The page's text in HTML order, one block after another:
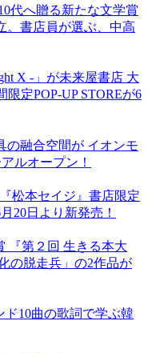
代へ贈る新たな文学賞
。書店員が選ぶ、中高
X -」が未来屋書店 大
定POP-UP STOREが6
の融合空間が イオンモ
ルオープン！
松本セイジ』書店限定
20日より新発売！
『第２回 生きる本大
の脱走兵」の2作品が
ド10曲の歌詞で学ぶ韓